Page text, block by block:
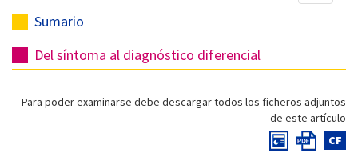
menú
Sumario
Del síntoma al diagnóstico diferencial
Para poder examinarse debe descargar todos los ficheros adjuntos
de este artículo
CF